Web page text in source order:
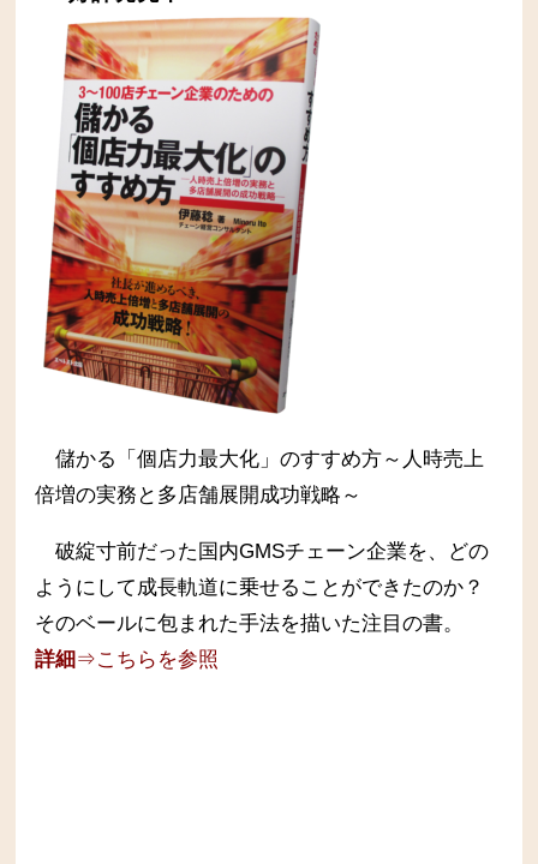
儲かる「個店力最大化」のすすめ方～人時売上
倍増の実務と多店舗展開成功戦略～
破綻寸前だった国内GMSチェーン企業を、どの
ようにして成長軌道に乗せることができたのか？
そのベールに包まれた手法を描いた注目の書。
詳細 ⇒こちらを参照